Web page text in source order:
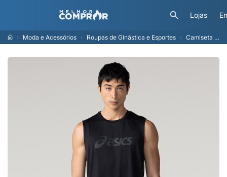
Lojas
Moda e Acessórios Roupas de Ginástica e Esportes Camiseta Regata ASICS Logo Masculina